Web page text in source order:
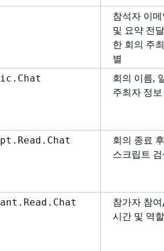
참석자 이
및 요약 전
한 회의 주
별
회의 이름,
주최자 정보
회의 종료
스크립트 검
참가자 참
시간 및 역